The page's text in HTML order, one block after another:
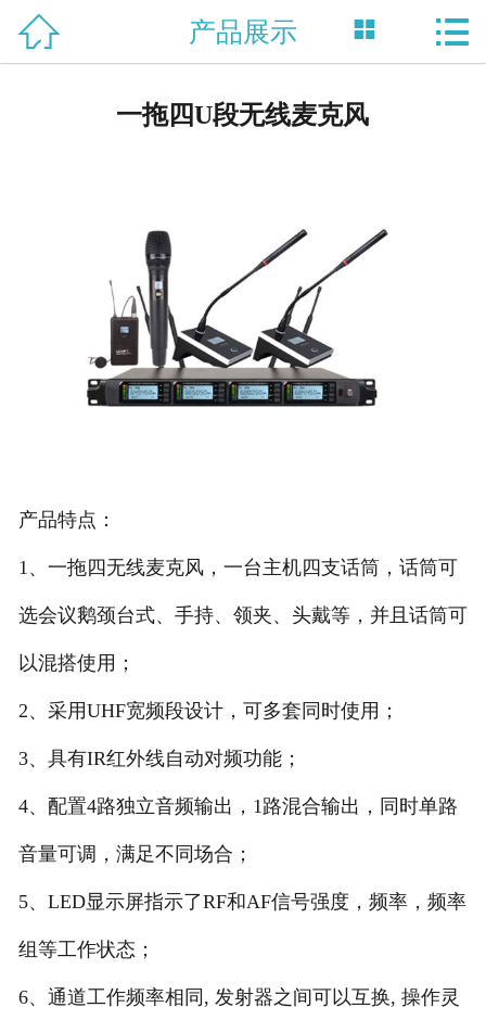
网站首页
技术支持
资质荣誉
合作案例
 产品展示  
一拖四U段无线麦克风
产品特点：
1、一拖四无线麦克风，一台主机四支话筒，话筒可
选会议鹅颈台式、手持、领夹、头戴等，并且话筒可
以混搭使用；
2、采用UHF宽频段设计，可多套同时使用；
3、具有IR红外线自动对频功能；
4、配置4路独立音频输出，1路混合输出，同时单路
音量可调，满足不同场合；
5、LED显示屏指示了RF和AF信号强度，频率，频率
组等工作状态；
6、通道工作频率相同, 发射器之间可以互换, 操作灵